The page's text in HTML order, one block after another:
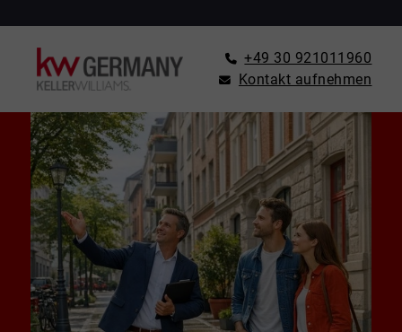
+49 30 921011960
Kontakt aufnehmen